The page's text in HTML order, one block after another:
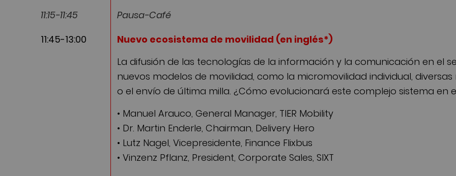
11:15-11:45
Pausa-Café
11:45-13:00
Nuevo ecosistema de movilidad (en inglés*)
La difusión de las tecnologías de la información y la comunicación en el
nuevos modelos de movilidad, como la micromovilidad individual,
o el envío de última milla. ¿Cómo evolucionará este complejo sistema en
• Manuel Arauco, General Manager, TIER Mobility
• Dr. Martin Enderle, Chairman, Delivery Hero
• Lutz Nagel, Vicepresidente, Finance Flixbus
• Vinzenz Pflanz, President, Corporate Sales, SIXT